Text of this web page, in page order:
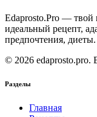
Edaprosto.Pro —
идеальный рецепт,
предпочтения, диеты.
© 2026 edaprosto.pro.
Разделы
Главная